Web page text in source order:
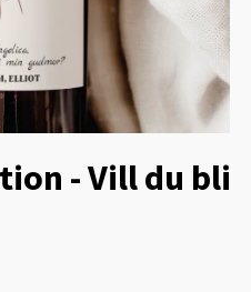
- Vill du bli